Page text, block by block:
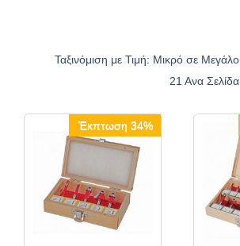
Ταξινόμιση με Τιμή: Μικρό σε Μεγάλο
21 Ανα Σελίδα
Έκπτωση 34%